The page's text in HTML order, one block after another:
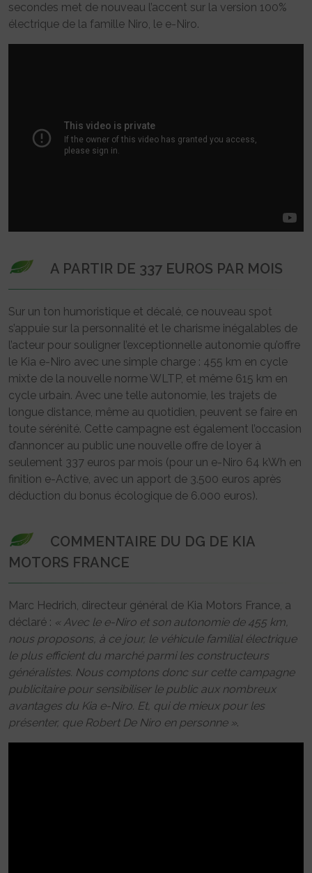
secondes met de nouveau l’accent sur la version 100%
électrique de la famille Niro, le e-Niro.
A PARTIR DE 337 EUROS PAR MOIS
Sur un ton humoristique et décalé, ce nouveau spot
s’appuie sur la personnalité et le charisme inégalables de
l’acteur pour souligner l’exceptionnelle autonomie qu’offre
le Kia e-Niro avec une simple charge : 455 km en cycle
mixte de la nouvelle norme WLTP, et même 615 km en
cycle urbain. Avec une telle autonomie, les trajets de
longue distance, même au quotidien, peuvent se faire en
toute sérénité. Cette campagne est également l’occasion
d’annoncer au public une nouvelle offre de loyer à
seulement 337 euros par mois (pour un e-Niro 64 kWh en
finition e-Active, avec un apport de 3.500 euros après
déduction du bonus écologique de 6.000 euros).
COMMENTAIRE DU DG DE KIA
MOTORS FRANCE
Marc Hedrich, directeur général de Kia Motors France, a
déclaré : « Avec le e-Niro et son autonomie de 455 km,
nous proposons, à ce jour, le véhicule familial électrique
le plus efficient du marché parmi les constructeurs
généralistes. Nous comptons donc sur cette campagne
publicitaire pour sensibiliser le public aux nombreux
avantages du Kia e-Niro. Et, qui de mieux pour les
présenter, que Robert De Niro en personne ».